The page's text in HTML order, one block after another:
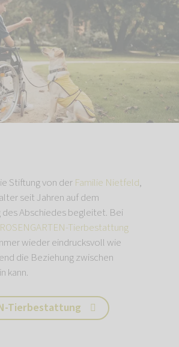
Stiftung von der Familie Nietfeld,
seit Jahren auf dem
Abschiedes begleitet. Bei
ROSENGARTEN-Tierbestattung
wieder eindrucksvoll wie
die Beziehung zwischen
kann.
Tierbestattung